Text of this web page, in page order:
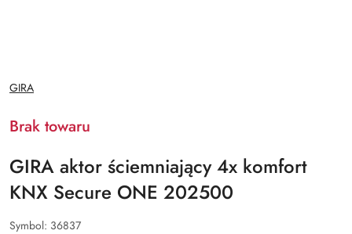
NAZWA
PRODUCENTA:
GIRA
Brak towaru
GIRA aktor ściemniający 4x komfort
KNX Secure ONE 202500
Symbol: 36837